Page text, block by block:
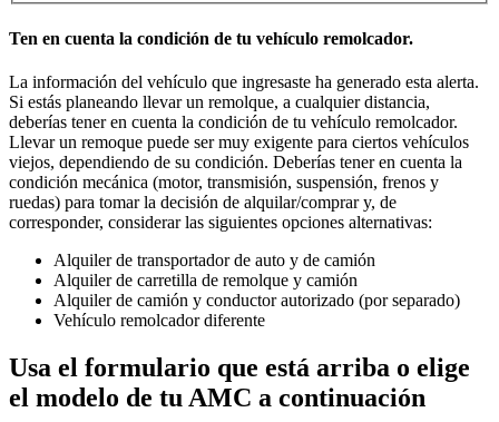
Ten en cuenta la condición de tu vehículo remolcador.
La información del vehículo que ingresaste ha generado esta alerta.
Si estás planeando llevar un remolque, a cualquier distancia,
deberías tener en cuenta la condición de tu vehículo remolcador.
Llevar un remoque puede ser muy exigente para ciertos vehículos
viejos, dependiendo de su condición. Deberías tener en cuenta la
condición mecánica (motor, transmisión, suspensión, frenos y
ruedas) para tomar la decisión de alquilar/comprar y, de
corresponder, considerar las siguientes opciones alternativas:
Alquiler de transportador de auto y de camión
Alquiler de carretilla de remolque y camión
Alquiler de camión y conductor autorizado (por separado)
Vehículo remolcador diferente
Usa el formulario que está arriba o elige
el modelo de tu AMC a continuación